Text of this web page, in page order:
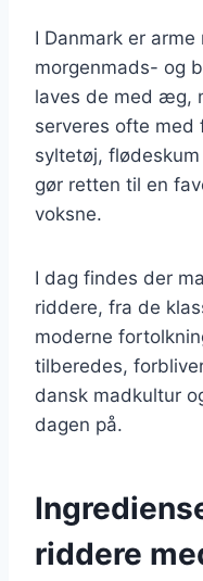
I Danmark er
morgenmads- og
laves de med æg,
serveres ofte med
syltetøj,
gør retten til en
voksne.
I dag findes der
riddere, fra de
moderne
tilberedes,
dansk madkultur
dagen på.
riddere